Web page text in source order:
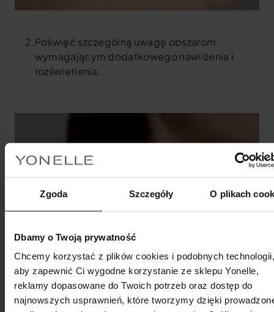
Zgoda Szczegóły O plikach
Dbamy o Twoją prywatność
Chcemy korzystać z plików cookies i podobnych technologii,
aby zapewnić Ci wygodne korzystanie ze sklepu Yonelle,
reklamy dopasowane do Twoich potrzeb oraz dostęp do
najnowszych usprawnień, które tworzymy dzięki
Poświęć szczególną uwagę obszarom
wymagającym dodatkowego nawilżenia i
rozświetlenia.